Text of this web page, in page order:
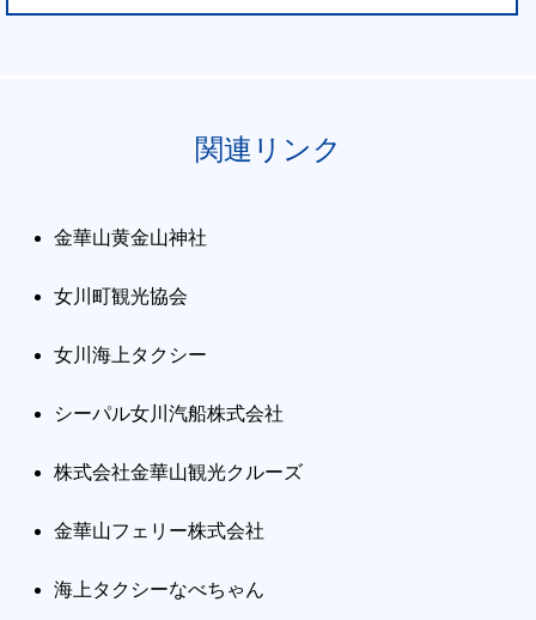
関連リンク
金華山黄金山神社
女川町観光協会
女川海上タクシー
シーパル女川汽船株式会社
株式会社金華山観光クルーズ
金華山フェリー株式会社
海上タクシーなべちゃん